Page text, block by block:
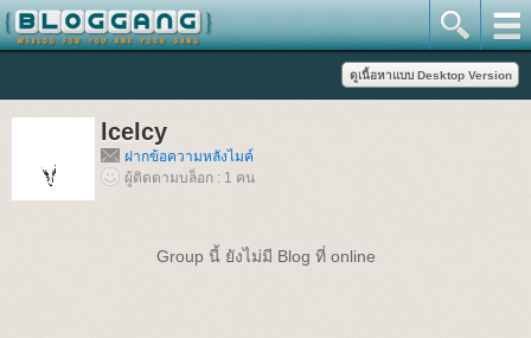
lcelcy
ฝากข้อความหลังไมค์
ผู้ติดตามบล็อก : 1 คน
Group นี้ ยังไม่มี Blog ที่ online